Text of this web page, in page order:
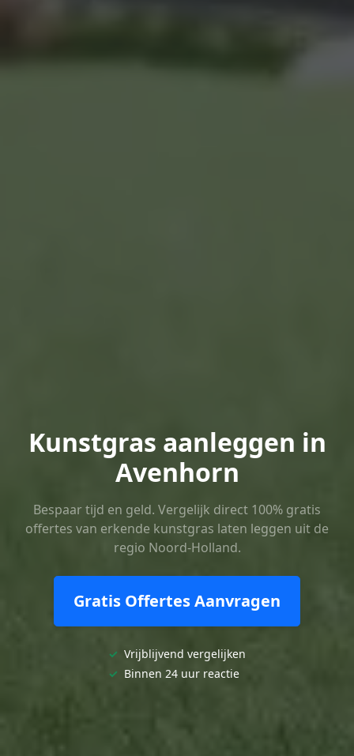
Kunstgras aanleggen in
Avenhorn
Bespaar tijd en geld. Vergelijk direct 100% gratis
offertes van erkende kunstgras laten leggen uit de
regio Noord-Holland.
Gratis Offertes Aanvragen
✓ Vrijblijvend vergelijken
✓ Binnen 24 uur reactie